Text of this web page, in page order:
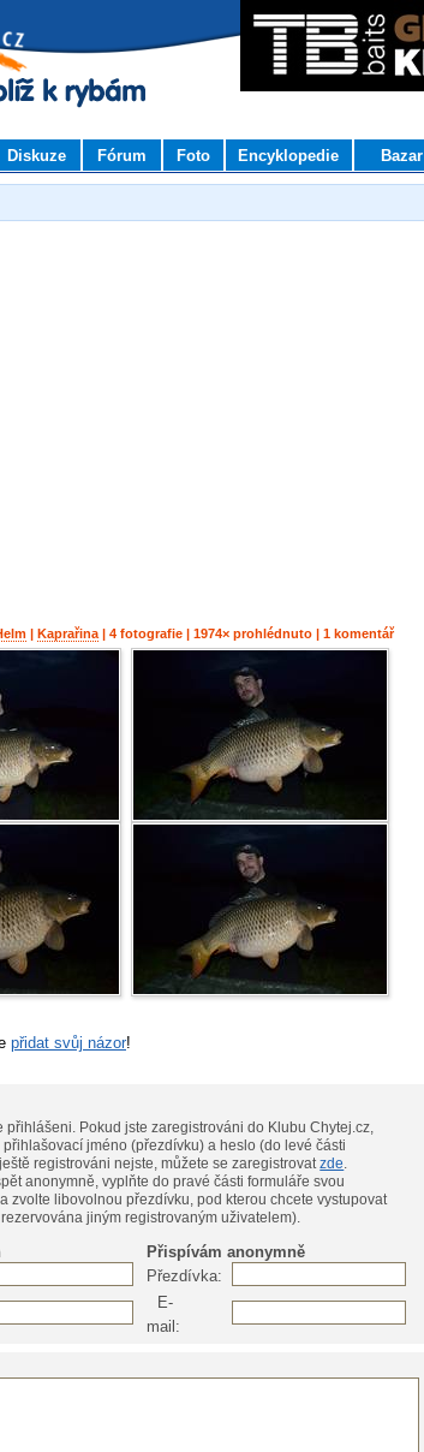
Diskuze Fórum Foto Encyklopedie Bazar
| Kaprařina | 4 fotografie | 1974× prohlédnuto | 1 komentář
přidat svůj názor!
přihlášeni. Pokud jste zaregistrováni do Klubu Chytej.cz,
jméno (přezdívku) a heslo (do levé části
Pokud ještě registrováni nejste, můžete se zaregistrovatzde.
anonymně, vyplňte do pravé části formuláře svou
zvolte libovolnou přezdívku, pod kterou chcete vystupovat
jiným registrovaným uživatelem).
Přispívám anonymně
Přezdívka:
E-
mail: